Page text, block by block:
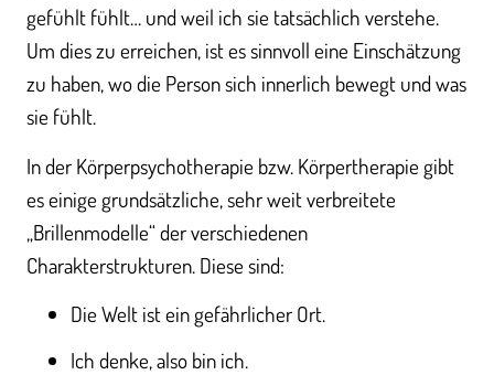
gefühlt fühlt… und weil ich sie tatsächlich verstehe.
Um dies zu erreichen, ist es sinnvoll eine Einschätzung
zu haben, wo die Person sich innerlich bewegt und was
sie fühlt.
In der Körperpsychotherapie bzw. Körpertherapie gibt
es einige grundsätzliche, sehr weit verbreitete
„Brillenmodelle“ der verschiedenen
Charakterstrukturen. Diese sind:
Die Welt ist ein gefährlicher Ort.
Ich denke, also bin ich.